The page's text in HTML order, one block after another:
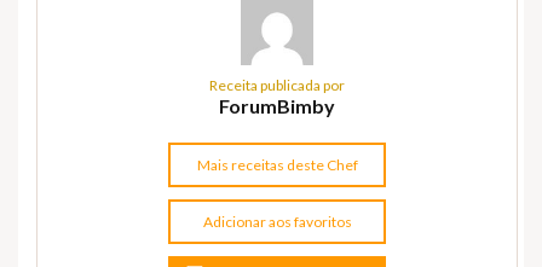
Receita publicada por
ForumBimby
Mais receitas deste Chef
Adicionar aos favoritos